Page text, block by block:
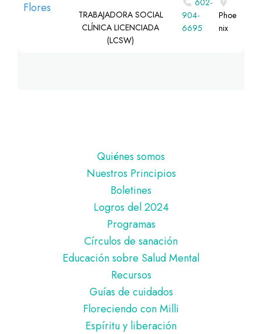
TRABAJADORA SOCIAL
CLÍNICA LICENCIADA
(LCSW)
904-
6695
Phoe
nix
Quiénes somos
Nuestros Principios
Boletines
Logros del 2024
Programas
Círculos de sanación
Educación sobre Salud Mental
Recursos
Guías de cuidados
Floreciendo con Milli
Espíritu y liberación